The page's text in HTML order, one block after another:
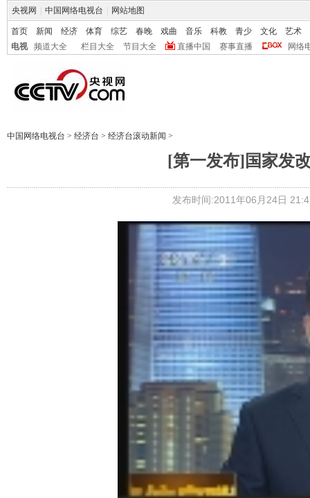
央视网 中国网络电视台 网站地图
首页 新闻 经济 体育 综艺 春晚 戏曲 音乐 科教 青少 文化
艺术
电视
频道大全 栏目大全 节目大全 直播中国 赛事直播 网络
中国网络电视台 > 经济台 > 经济台滚动新闻 >
[第一发布]国家发
发布时间:2011年06月24日